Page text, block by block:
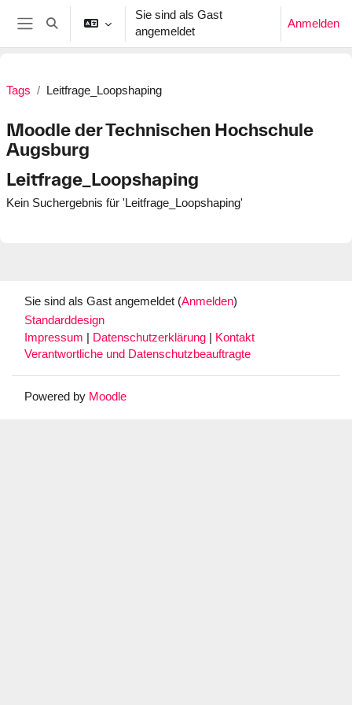
Zum Hauptinhalt
Website-Übersicht
Sucheingabe umschalten
Sie sind als Gast
angemeldet
Anmelden
Tags Leitfrage_Loopshaping
Moodle der Technischen Hochschule
Augsburg
Leitfrage_Loopshaping
Kein Suchergebnis für 'Leitfrage_Loopshaping'
Sie sind als Gast angemeldet (Anmelden)
Standarddesign
Impressum
Datenschutzerklärung
Kontakt
Verantwortliche und Datenschutzbeauftragte
Powered by Moodle